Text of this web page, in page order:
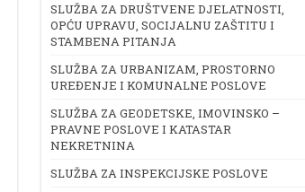
SLUŽBA ZA DRUŠTVENE DJELATNOSTI,
OPĆU UPRAVU, SOCIJALNU ZAŠTITU I
STAMBENA PITANJA
SLUŽBA ZA URBANIZAM, PROSTORNO
UREĐENJE I KOMUNALNE POSLOVE
SLUŽBA ZA GEODETSKE, IMOVINSKO –
PRAVNE POSLOVE I KATASTAR
NEKRETNINA
SLUŽBA ZA INSPEKCIJSKE POSLOVE